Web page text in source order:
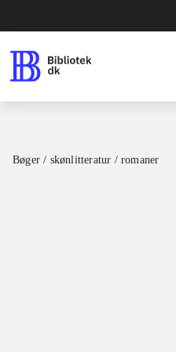
Bøger / skønlitteratur / romaner